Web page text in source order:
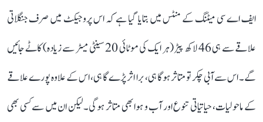
ایف اے سی میٹنگ کے منٹس میں بتایا گیا ہے کہ اس پروجیکٹ میں صرف جنگلاتی
علاقے سے ہی 46 لاکھ پیڑ (ہر ایک کی موٹائی 20 سینٹی میٹر سے زیادہ) کاٹے جائیں
گے۔ اس سے آبی چکر تو متاثر ہوگا ہی، برا اثر پڑے گا ہی، اس کے علاوہ پورے علاقے
کے ماحولیات، حیاتیاتی تنوع اور آب و ہوا بھی متاثر ہوگی۔ لیکن ان میں سے کسی بھی